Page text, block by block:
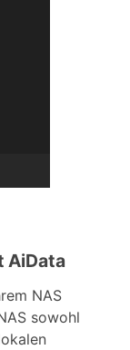
AiData
NAS
sowohl